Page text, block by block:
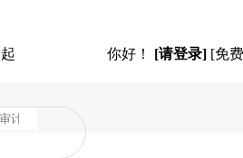
你好！ [请登录] [免